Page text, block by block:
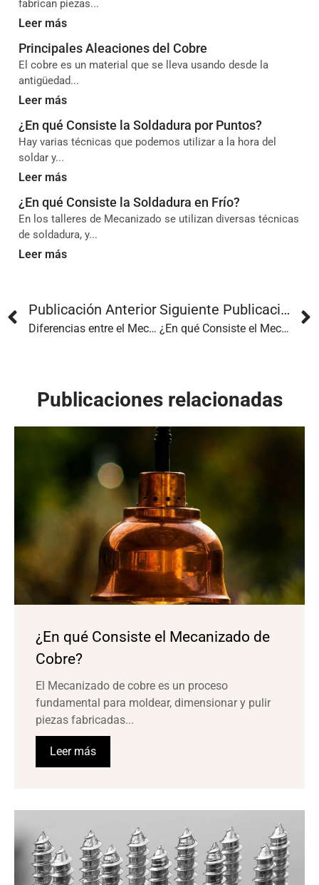
fabrican piezas...
Leer más
Principales Aleaciones del Cobre
El cobre es un material que se lleva usando desde la
antigüedad...
Leer más
¿En qué Consiste la Soldadura por Puntos?
Hay varias técnicas que podemos utilizar a la hora del
soldar y...
Leer más
¿En qué Consiste la Soldadura en Frío?
En los talleres de Mecanizado se utilizan diversas técnicas
de soldadura, y...
Leer más
Publicación Anterior
Diferencias entre el Mecanizado de 5 Ejes y el Convencional
Siguiente Publicación
¿En qué Consiste el Mecanizado de Aluminio?
Publicaciones relacionadas
¿En qué Consiste el Mecanizado de
Cobre?
El Mecanizado de cobre es un proceso
fundamental para moldear, dimensionar y pulir
piezas fabricadas...
Leer más